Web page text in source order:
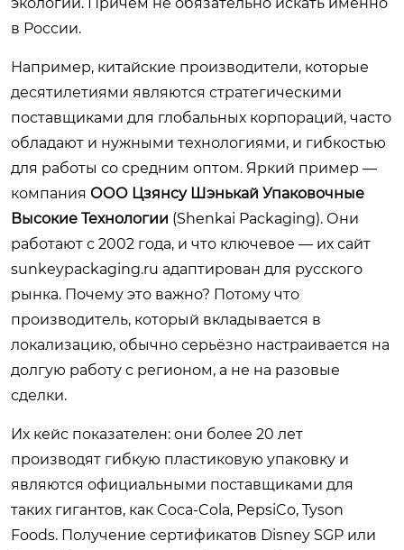
в России.
Например, китайские производители, которые
десятилетиями являются стратегическими
поставщиками для глобальных корпораций, часто
обладают и нужными технологиями, и гибкостью
для работы со средним оптом. Яркий пример —
компания ООО Цзянсу Шэнькай Упаковочные
Высокие Технологии (Shenkai Packaging). Они
работают с 2002 года, и что ключевое — их сайт
sunkeypackaging.ru адаптирован для русского
рынка. Почему это важно? Потому что
производитель, который вкладывается в
локализацию, обычно серьёзно настраивается на
долгую работу с регионом, а не на разовые
сделки.
Их кейс показателен: они более 20 лет
производят гибкую пластиковую упаковку и
являются официальными поставщиками для
таких гигантов, как Coca-Cola, PepsiCo, Tyson
Foods. Получение сертификатов Disney SGP или